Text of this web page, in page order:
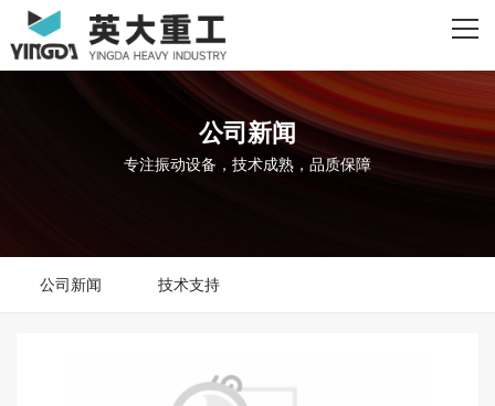
网站首页
客户案例
公司新闻
专注振动设备，技术成熟，品质保障
公司新闻 技术支持